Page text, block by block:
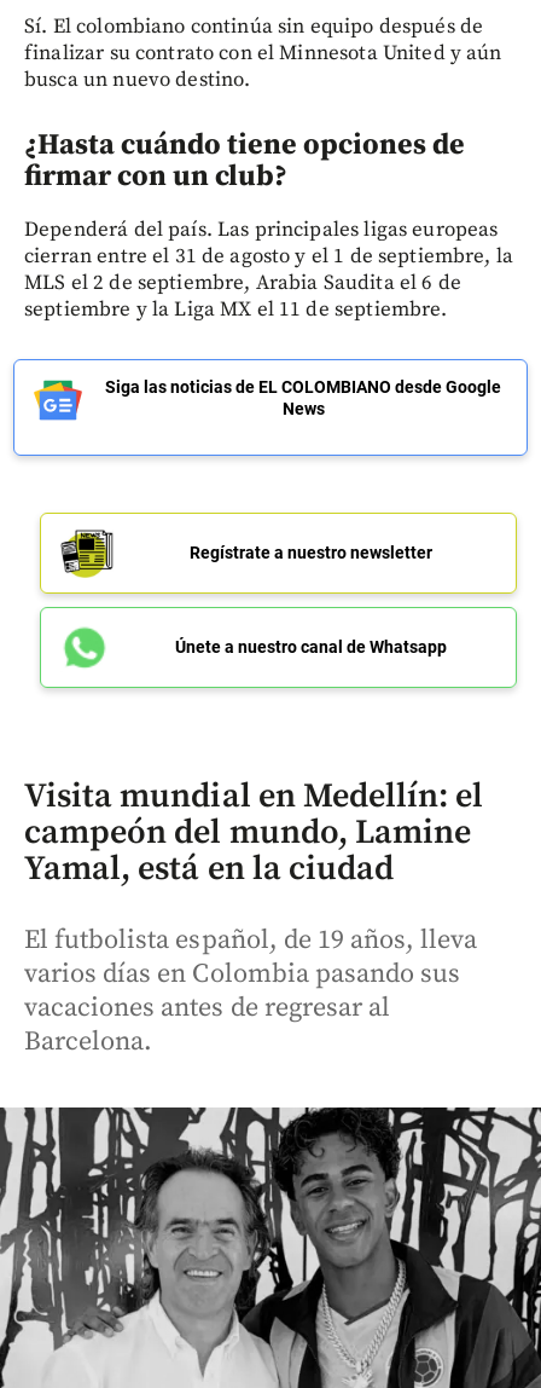
Sí. El colombiano continúa sin equipo después de
finalizar su contrato con el Minnesota United y aún
busca un nuevo destino.
¿Hasta cuándo tiene opciones de
firmar con un club?
Dependerá del país. Las principales ligas europeas
cierran entre el 31 de agosto y el 1 de septiembre, la
MLS el 2 de septiembre, Arabia Saudita el 6 de
septiembre y la Liga MX el 11 de septiembre.
Siga las noticias de EL COLOMBIANO desde Google
News
Regístrate a nuestro newsletter
Únete a nuestro canal de Whatsapp
Visita mundial en Medellín: el
campeón del mundo, Lamine
Yamal, está en la ciudad
El futbolista español, de 19 años, lleva
varios días en Colombia pasando sus
vacaciones antes de regresar al
Barcelona.